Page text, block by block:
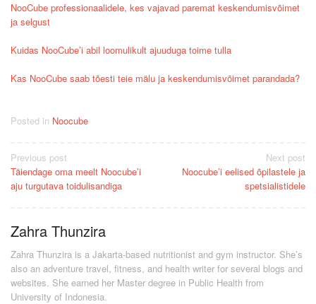
NooCube professionaalidele, kes vajavad paremat keskendumisvõimet
ja selgust
Kuidas NooCube’i abil loomulikult ajuuduga toime tulla
Kas NooCube saab tõesti teie mälu ja keskendumisvõimet parandada?
Posted in Noocube
Post
navigation
Previous post
Täiendage oma meelt Noocube’i
aju turgutava toidulisandiga
Next post
Noocube’i eelised õpilastele ja
spetsialistidele
Zahra Thunzira
Zahra Thunzira is a Jakarta-based nutritionist and gym instructor. She’s
also an adventure travel, fitness, and health writer for several blogs and
websites. She earned her Master degree in Public Health from
University of Indonesia.